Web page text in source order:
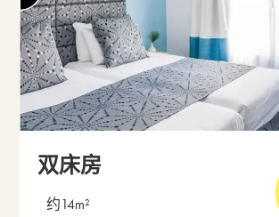
双床房
约14m²